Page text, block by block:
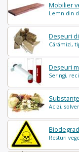
Mobilier
Lemn din
Deșeuri
Cărămizi,
Deșeuri
Seringi,
Acizi,
Resturi